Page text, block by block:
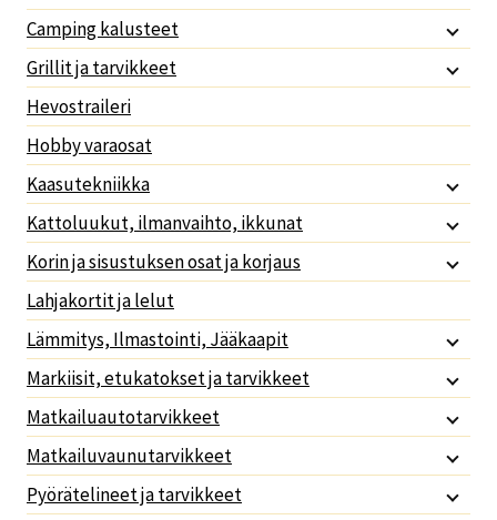
Camping kalusteet
Grillit ja tarvikkeet
Hevostraileri
Hobby varaosat
Kaasutekniikka
Kattoluukut, ilmanvaihto, ikkunat
Korin ja sisustuksen osat ja korjaus
Lahjakortit ja lelut
Lämmitys, Ilmastointi, Jääkaapit
Markiisit, etukatokset ja tarvikkeet
Matkailuautotarvikkeet
Matkailuvaunutarvikkeet
Pyörätelineet ja tarvikkeet